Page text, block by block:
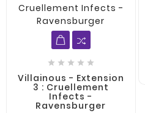
    
Villainous - Extension
3 : Cruellement
Infects -
Ravensburger